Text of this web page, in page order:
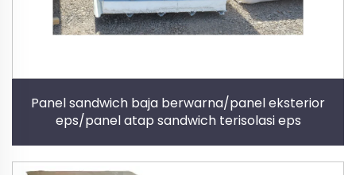
Panel sandwich baja berwarna/panel eksterior
eps/panel atap sandwich terisolasi eps